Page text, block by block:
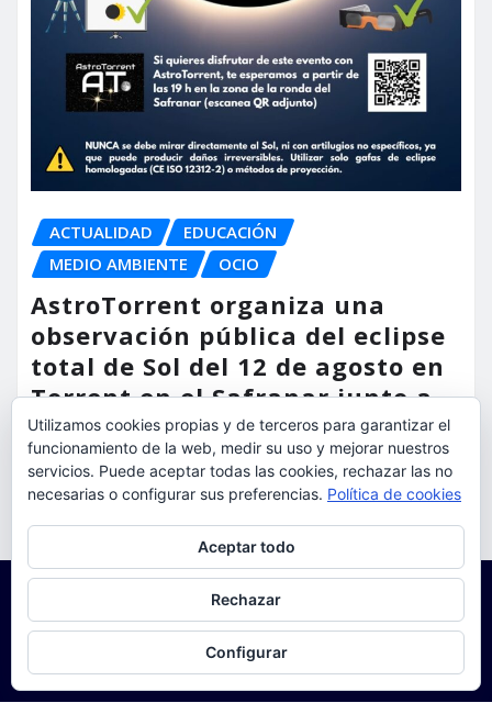
ACTUALIDAD
EDUCACIÓN
MEDIO AMBIENTE
OCIO
AstroTorrent organiza una
observación pública del eclipse
total de Sol del 12 de agosto en
Torrent en el Safranar junto a
las vías del AVE
torrent al dia Ago 5, 2026
Utilizamos cookies propias y de terceros para garantizar el
funcionamiento de la web, medir su uso y mejorar nuestros
servicios. Puede aceptar todas las cookies, rechazar las no
necesarias o configurar sus preferencias. Política de cookies
Aceptar todo
Rechazar
Configurar
Para obtener más información, incluido cómo gestionar las cookies,